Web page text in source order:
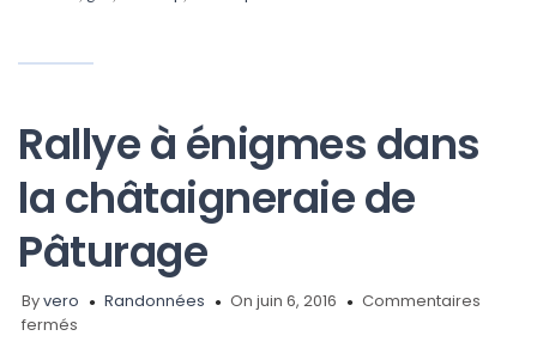
Rallye à énigmes dans
la châtaigneraie de
Pâturage
Byvero Randonnées On juin 6, 2016
Commentaires
fermés